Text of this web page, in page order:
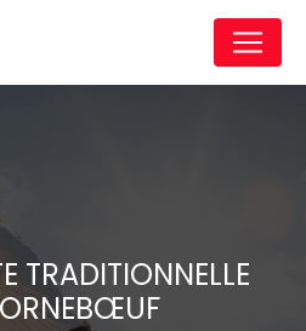
TRADITIONNELLE